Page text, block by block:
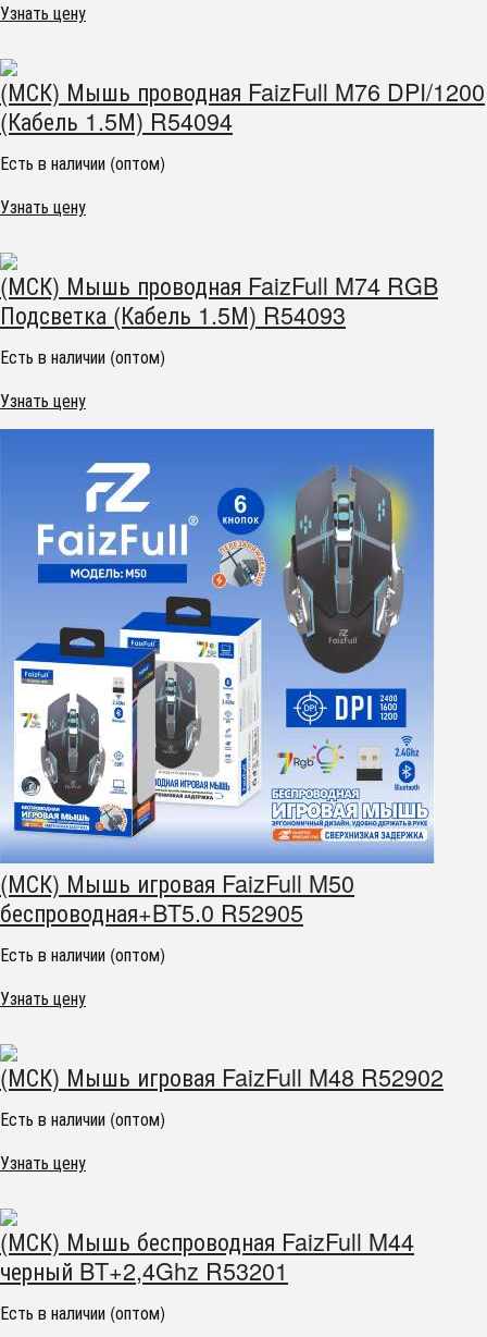
Узнать цену
(МСК) Мышь проводная FaizFull M76 DPI/1200
(Кабель 1.5М) R54094
Есть в наличии (оптом)
Узнать цену
(МСК) Мышь проводная FaizFull M74 RGB
Подсветка (Кабель 1.5М) R54093
Есть в наличии (оптом)
Узнать цену
(МСК) Мышь игровая FaizFull M50
беспроводная+BT5.0 R52905
Есть в наличии (оптом)
Узнать цену
(МСК) Мышь игровая FaizFull M48 R52902
Есть в наличии (оптом)
Узнать цену
(МСК) Мышь беспроводная FaizFull M44
черный BT+2,4Ghz R53201
Есть в наличии (оптом)